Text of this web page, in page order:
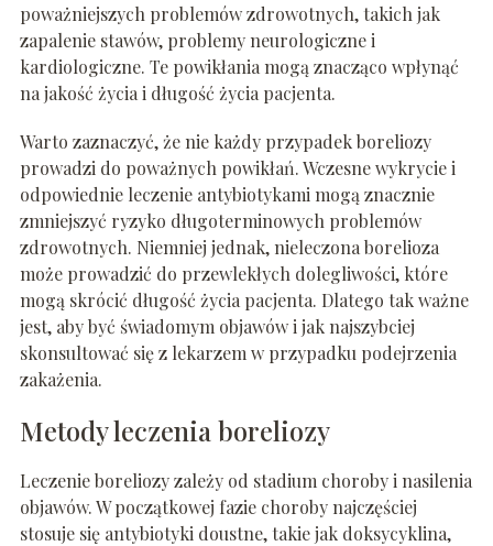
poważniejszych problemów zdrowotnych, takich jak
zapalenie stawów, problemy neurologiczne i
kardiologiczne. Te powikłania mogą znacząco wpłynąć
na jakość życia i długość życia pacjenta.
Warto zaznaczyć, że nie każdy przypadek boreliozy
prowadzi do poważnych powikłań. Wczesne wykrycie i
odpowiednie leczenie antybiotykami mogą znacznie
zmniejszyć ryzyko długoterminowych problemów
zdrowotnych. Niemniej jednak, nieleczona borelioza
może prowadzić do przewlekłych dolegliwości, które
mogą skrócić długość życia pacjenta. Dlatego tak ważne
jest, aby być świadomym objawów i jak najszybciej
skonsultować się z lekarzem w przypadku podejrzenia
zakażenia.
Metody leczenia boreliozy
Leczenie boreliozy zależy od stadium choroby i nasilenia
objawów. W początkowej fazie choroby najczęściej
stosuje się antybiotyki doustne, takie jak doksycyklina,